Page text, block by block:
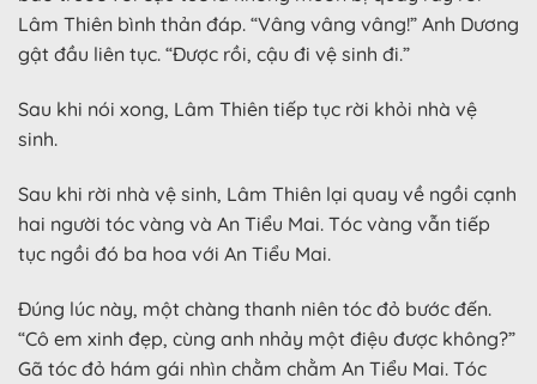
Lâm Thiên bình thản đáp. “Vâng vâng vâng!” Anh Dương
gật đầu liên tục. “Được rồi, cậu đi vệ sinh đi.”
Sau khi nói xong, Lâm Thiên tiếp tục rời khỏi nhà vệ
sinh.
Sau khi rời nhà vệ sinh, Lâm Thiên lại quay về ngồi cạnh
hai người tóc vàng và An Tiểu Mai. Tóc vàng vẫn tiếp
tục ngồi đó ba hoa với An Tiểu Mai.
Đúng lúc này, một chàng thanh niên tóc đỏ bước đến.
“Cô em xinh đẹp, cùng anh nhảy một điệu được không?”
Gã tóc đỏ hám gái nhìn chằm chằm An Tiểu Mai. Tóc